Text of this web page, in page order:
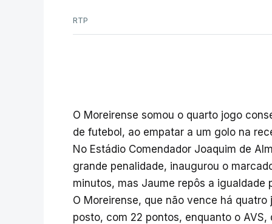
RTP
O Moreirense somou o quarto jogo
de futebol, ao empatar a um golo na
No Estádio Comendador Joaquim de
grande penalidade, inaugurou o
minutos, mas Jaume repôs a
O Moreirense, que não vence há
posto, com 22 pontos, enquanto o